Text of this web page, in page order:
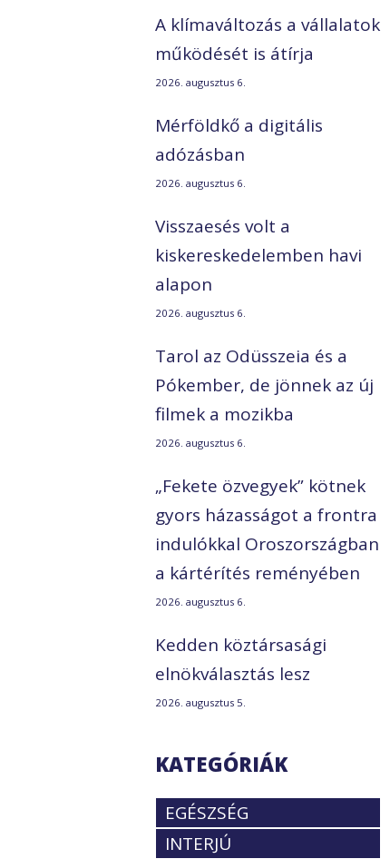
A klímaváltozás a vállalatok
működését is átírja
2026. augusztus 6.
Mérföldkő a digitális
adózásban
2026. augusztus 6.
Visszaesés volt a
kiskereskedelemben havi
alapon
2026. augusztus 6.
Tarol az Odüsszeia és a
Pókember, de jönnek az új
filmek a mozikba
2026. augusztus 6.
„Fekete özvegyek” kötnek
gyors házasságot a frontra
indulókkal Oroszországban
a kártérítés reményében
2026. augusztus 6.
Kedden köztársasági
elnökválasztás lesz
2026. augusztus 5.
KATEGÓRIÁK
EGÉSZSÉG
INTERJÚ